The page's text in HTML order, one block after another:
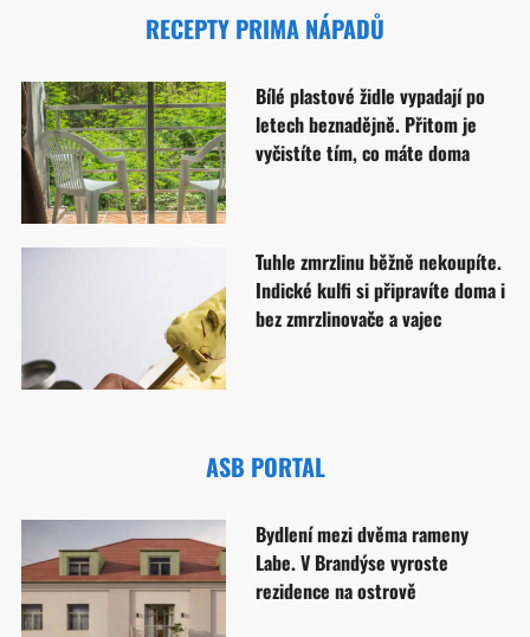
RECEPTY PRIMA NÁPADŮ
Bílé plastové židle vypadají po
letech beznadějně. Přitom je
vyčistíte tím, co máte doma
Tuhle zmrzlinu běžně nekoupíte.
Indické kulfi si připravíte doma i
bez zmrzlinovače a vajec
ASB PORTAL
Bydlení mezi dvěma rameny
Labe. V Brandýse vyroste
rezidence na ostrově